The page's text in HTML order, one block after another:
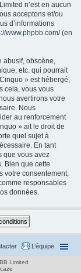
n’est en aucun
acceptons et/ou
d’informations
www.phpbb.com/(en
abusif, obscène,
etc. qui pourrait
» est hébergé,
cela, vous vous
avertirons votre
Nous
au renforcement
» ait le droit de
quel sujet à
En tant
que vous avez
Bien que cette
votre consentement,
responsables
données.
L’équipe
Limited